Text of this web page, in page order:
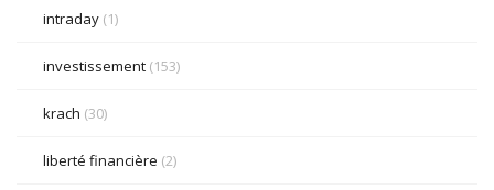
intraday (1)
investissement (153)
krach (30)
liberté financière (2)